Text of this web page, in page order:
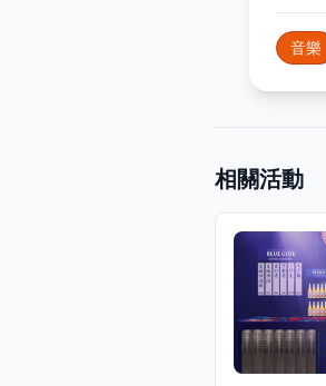
音樂
相關活動